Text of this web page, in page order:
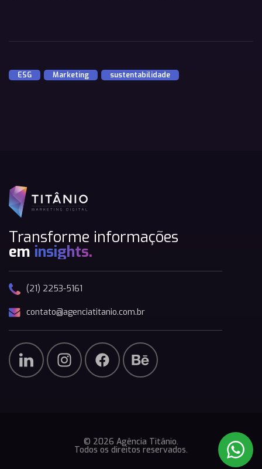
ESG Marketing sustentabilidade
Transforme informações
em insights.
(21) 2253-5161
contato@agenciatitanio.com.br
© 2026 Agência Titânio.
Todos os direitos reservados.